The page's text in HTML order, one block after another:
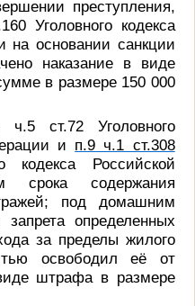
преступления,
Уголовного кодекса
на основании санкции
наказание в виде
в размере 150 000
ст.72 Уголовного
и п.9 ч.1 ст.308
кодекса Российской
срока содержания
; под домашним
определенных
за пределы жилого
освободил её от
штрафа в размере